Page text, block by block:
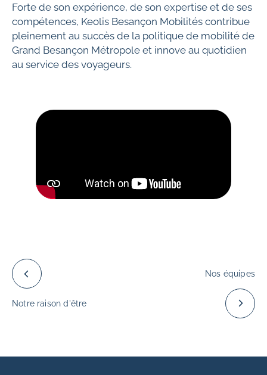
Forte de son expérience, de son expertise et de ses
compétences, Keolis Besançon Mobilités contribue
pleinement au succès de la politique de mobilité de
Grand Besançon Métropole et innove au quotidien
au service des voyageurs.
Nos équipes
Notre raison d'être